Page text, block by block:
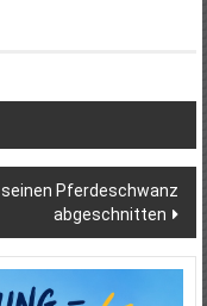
Pferdeschwanz
abgeschnitten